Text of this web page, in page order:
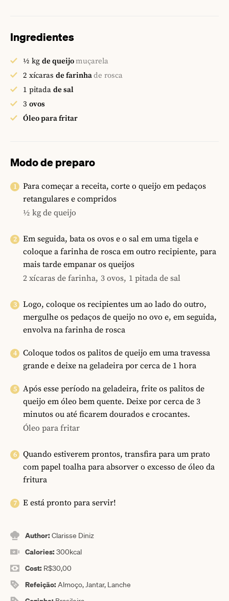
Ingredientes
½ kg de queijomuçarela
2 xícaras de farinhade rosca
1 pitada de sal
3 ovos
Óleo para fritar
Modo de preparo
Para começar a receita, corte o queijo em pedaços
retangulares e compridos
½ kg de queijo
Em seguida, bata os ovos e o sal em uma tigela e
coloque a farinha de rosca em outro recipiente, para
mais tarde empanar os queijos
2 xícaras de farinha, 3 ovos, 1 pitada de sal
Logo, coloque os recipientes um ao lado do outro,
mergulhe os pedaços de queijo no ovo e, em seguida,
envolva na farinha de rosca
Coloque todos os palitos de queijo em uma travessa
grande e deixe na geladeira por cerca de 1 hora
Após esse período na geladeira, frite os palitos de
queijo em óleo bem quente. Deixe por cerca de 3
minutos ou até ficarem dourados e crocantes.
Óleo para fritar
Quando estiverem prontos, transfira para um prato
com papel toalha para absorver o excesso de óleo da
fritura
E está pronto para servir!
Author:Clarisse Diniz
Calories:300kcal
Cost: R$30,00
Refeição:Almoço, Jantar, Lanche